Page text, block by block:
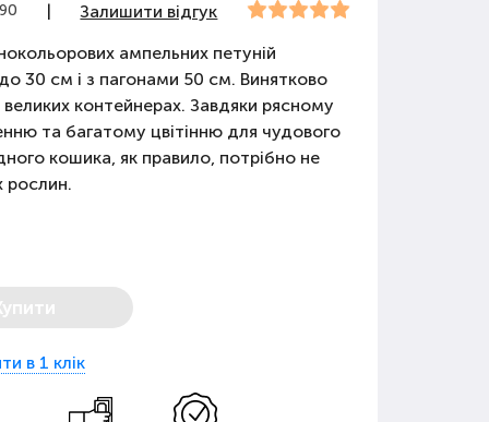
|
Залишити відгук
ампельних петуній
30 см і з пагонами 50 см. Винятково
контейнерах. Завдяки рясному
та багатому цвітінню для чудового
кошика, як правило, потрібно не
рослин.
в 1 клік